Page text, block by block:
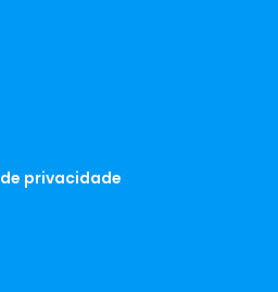
privacidade